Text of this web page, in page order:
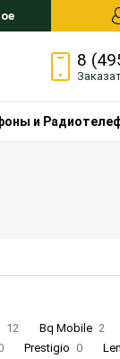
8
и
12 Bq Mobile 2
Prestigio 0